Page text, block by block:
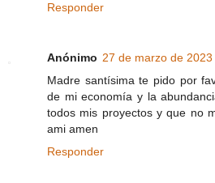
Responder
Anónimo 27 de marzo de 2023
Madre santísima te pido por
de mi economía y la
todos mis proyectos y que no
ami amen
Responder